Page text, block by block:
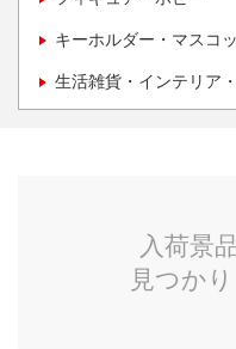
キーホルダー・マスコ
生活雑貨・インテリア